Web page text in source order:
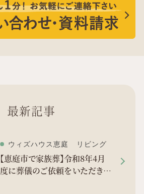
最新記事
ウィズハウス恵庭 リビング
【恵庭市で家族葬】令和8年4月
度に葬儀のご依頼をいただきま